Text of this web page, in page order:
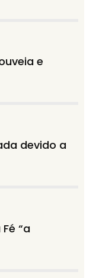
e
devido a
“a